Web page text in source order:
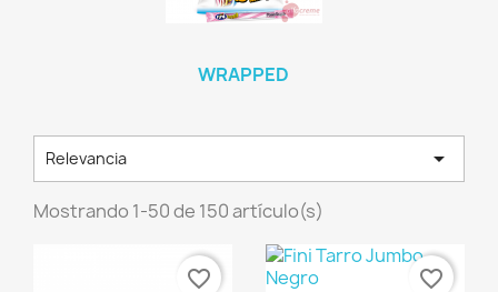
WRAPPED
Relevancia 
Mostrando 1-50 de 150 artículo(s)
favorite_border
favorite_border